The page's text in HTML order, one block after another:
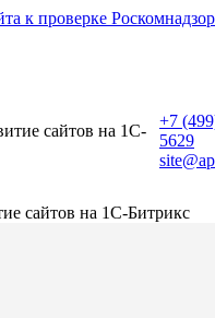
к проверке
сайтов на 1С-
+7
5629
сайтов на 1С-Битрикс